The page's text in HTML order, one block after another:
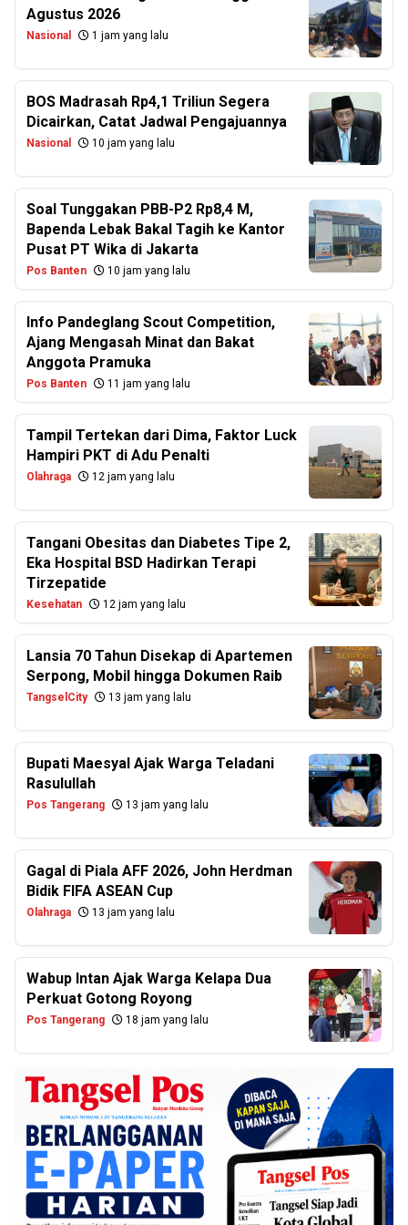
Agustus 2026
Nasional 1 jam yang lalu
BOS Madrasah Rp4,1 Triliun Segera
Dicairkan, Catat Jadwal Pengajuannya
Nasional 10 jam yang lalu
Soal Tunggakan PBB-P2 Rp8,4 M,
Bapenda Lebak Bakal Tagih ke Kantor
Pusat PT Wika di Jakarta
Pos Banten 10 jam yang lalu
Info Pandeglang Scout Competition,
Ajang Mengasah Minat dan Bakat
Anggota Pramuka
Pos Banten 11 jam yang lalu
Tampil Tertekan dari Dima, Faktor Luck
Hampiri PKT di Adu Penalti
Olahraga 12 jam yang lalu
Tangani Obesitas dan Diabetes Tipe 2,
Eka Hospital BSD Hadirkan Terapi
Tirzepatide
Kesehatan 12 jam yang lalu
Lansia 70 Tahun Disekap di Apartemen
Serpong, Mobil hingga Dokumen Raib
TangselCity 13 jam yang lalu
Bupati Maesyal Ajak Warga Teladani
Rasulullah
Pos Tangerang 13 jam yang lalu
Gagal di Piala AFF 2026, John Herdman
Bidik FIFA ASEAN Cup
Olahraga 13 jam yang lalu
Wabup Intan Ajak Warga Kelapa Dua
Perkuat Gotong Royong
Pos Tangerang 18 jam yang lalu